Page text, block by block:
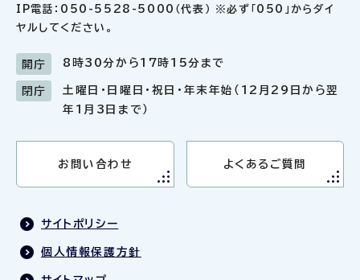
IP電話：050-5528-5000（代表） ※必ず「050」からダイ
ヤルしてください。
開庁 8時30分から17時15分まで
閉庁
土曜日・日曜日・祝日・年末年始（12月29日から翌
年1月3日まで）
お問い合わせ よくあるご質問
サイトポリシー
個人情報保護方針